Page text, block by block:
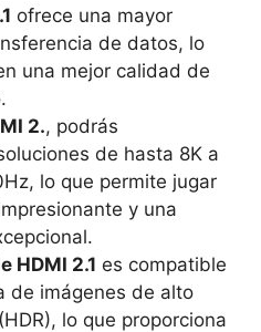
ofrece una mayor
de datos, lo
una mejor calidad de
2., podrás
de hasta 8K a
lo que permite jugar
y una
HDMI 2.1 es compatible
de imágenes de alto
lo que proporciona